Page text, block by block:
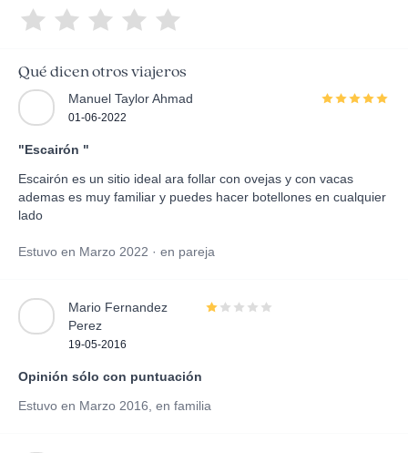
Qué dicen otros viajeros
Manuel Taylor Ahmad
01-06-2022
"Escairón "
Escairón es un sitio ideal ara follar con ovejas y con vacas
ademas es muy familiar y puedes hacer botellones en cualquier
lado
Estuvo en Marzo 2022 · en pareja
Mario Fernandez
Perez
19-05-2016
Opinión sólo con puntuación
Estuvo en Marzo 2016, en familia